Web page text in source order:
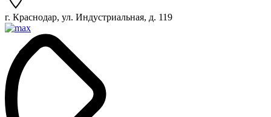
г. Краснодар, ул. Индустриальная, д. 119